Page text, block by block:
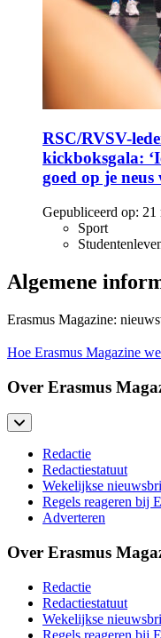
RSC/RVSV-
kickboksgala:
goed op je
Gepubliceerd op: 21
Sport
Algemene
Erasmus Magazine:
Hoe Erasmus Magazine
Over Erasmus
Redactie
Redactiestatuut
Wekelijkse
Regels reageren bij
Adverteren
Over Erasmus
Redactie
Redactiestatuut
Wekelijkse
Regels reageren bij